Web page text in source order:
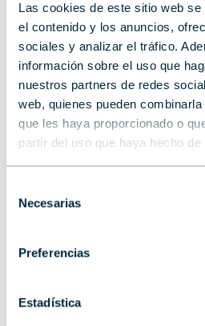
Las cookies de este sitio web
el contenido y los anuncios,
sociales y analizar el tráfico.
información sobre el uso que
nuestros partners de redes
web, quienes pueden
que les haya proporcionado o
partir del uso que haya hecho
Necesarias
Preferencias
Estadística
Navegar con mayor
La importancia del
mantenimiento
La prevención no termina en la
bien mantenido
, con especial
gobierno y timón , reduce
ante cualquier incidencia en la
EnHermanos Guasch
el mantenimiento, revisión y
seguridad, fiabilidad y
Conclusión